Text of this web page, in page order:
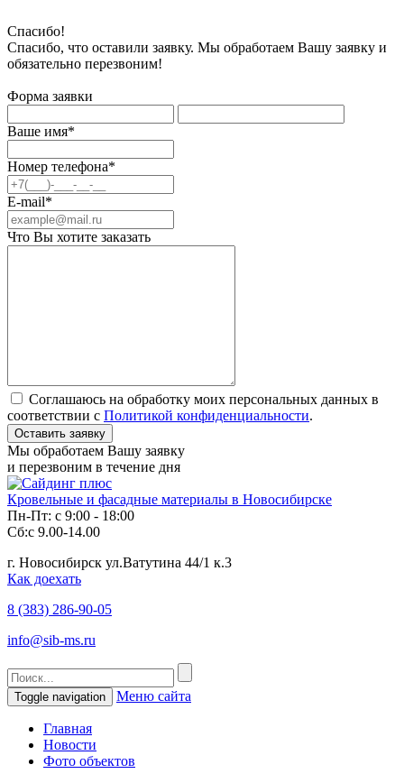
Спасибо!
Спасибо, что оставили заявку. Мы обработаем Вашу заявку и
обязательно перезвоним!
Форма заявки
Ваше имя*
Номер телефона*
E-mail*
Что Вы хотите заказать
Соглашаюсь на обработку моих персональных данных в
соответствии с Политикой конфиденциальности.
Мы обработаем Вашу заявку
и перезвоним в течение дня
Кровельные и фасадные материалы в Новосибирске
Пн-Пт: с 9:00 - 18:00
Сб:с 9.00-14.00
г. Новосибирск ул.Ватутина 44/1 к.3
Как доехать
8 (383) 286-90-05
info@sib-ms.ru
Toggle navigation Меню сайта
Главная
Новости
Фото объектов